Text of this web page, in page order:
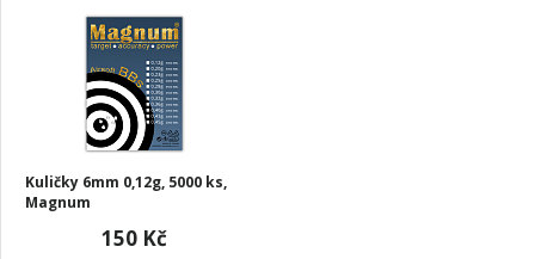
Kuličky 6mm 0,12g, 5000 ks,
Magnum
150 Kč